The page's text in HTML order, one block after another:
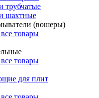
трубчатые
шахтные
(вошеры)
товары
товары
для плит